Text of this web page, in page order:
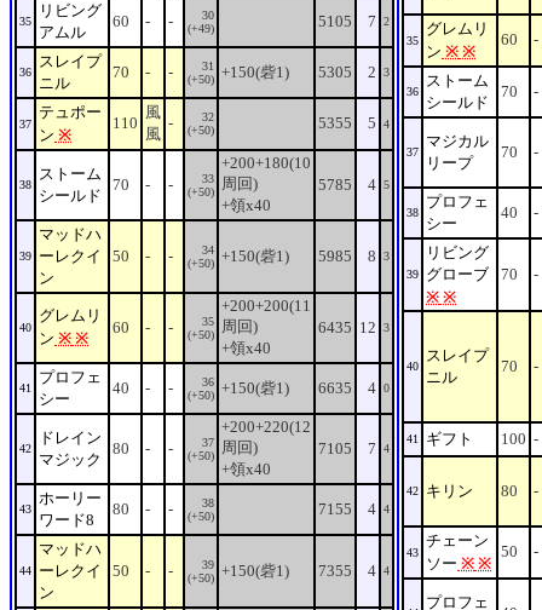
35
リビング
アムル
60 - -
30
(+49)
5105 7 2
36
スレイプ
ニル
70 - -
31
(+50) +150(砦1) 5305 2 3
37
テュポー
ン ※
110
風
風
-
32
(+50)
5355 5 4
38
ストーム
シールド
70 - -
33
(+50)
+200+180(10
周回)
+領x40
5785 4 5
39
マッドハ
ーレクイ
ン
50 - -
34
(+50) +150(砦1) 5985 8 3
40
グレムリ
ン ※ ※
60 - -
35
(+50)
+200+200(11
周回)
+領x40
6435 12 3
41
プロフェ
シー
40 - -
36
(+50) +150(砦1) 6635 4 0
42
ドレイン
マジック
80 - -
37
(+50)
+200+220(12
周回)
+領x40
7105 7 4
43
ホーリー
ワード8
80 - -
38
(+50)
7155 4 4
44
マッドハ
ーレクイ
ン
50 - -
39
(+50) +150(砦1) 7355 4 4
35
グレムリ
ン ※ ※
60 -
36
ストーム
シールド
70 -
37
マジカル
リープ
70 -
38
プロフェ
シー
40 -
39
リビング
グローブ
※ ※
70 -
40
スレイプ
ニル
70 -
41 ギフト 100 -
42 キリン 80 -
43
チェーン
ソー ※ ※
50 -
プロフェ